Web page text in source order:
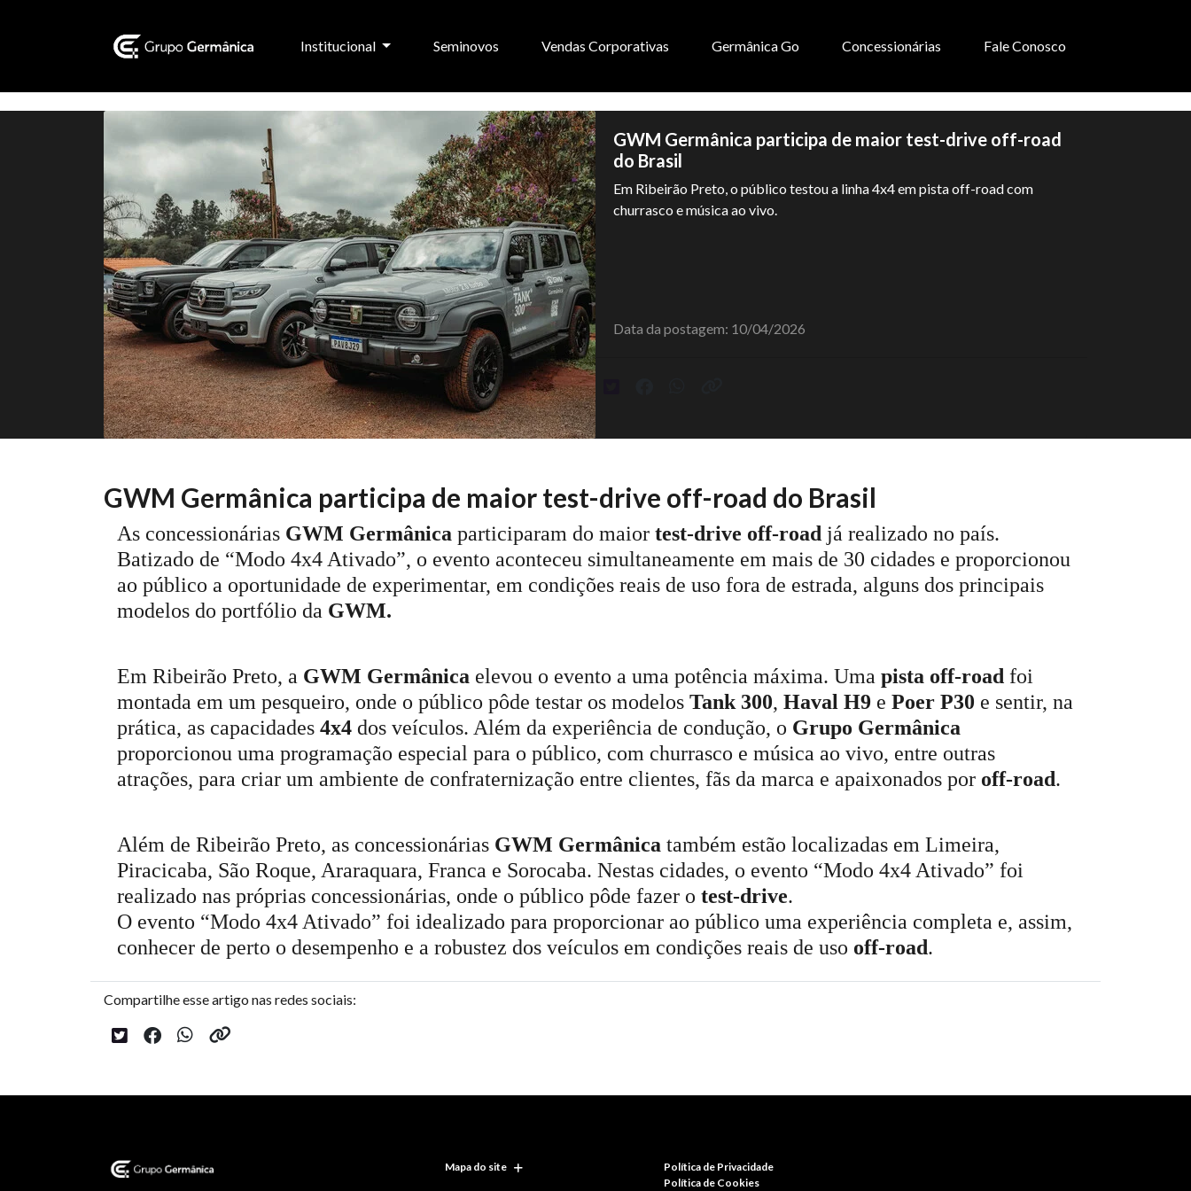
Institucional Seminovos Vendas Corporativas Germânica Go Concessionárias Fale Conosco
GWM Germânica participa de maior test-drive off-road
do Brasil
Em Ribeirão Preto, o público testou a linha 4x4 em pista off-road com
churrasco e música ao vivo.
Data da postagem: 10/04/2026
GWM Germânica participa de maior test-drive off-road do Brasil
As concessionárias GWM Germânica participaram do maior test-drive off-road já realizado no país.
Batizado de “Modo 4x4 Ativado”, o evento aconteceu simultaneamente em mais de 30 cidades e proporcionou
ao público a oportunidade de experimentar, em condições reais de uso fora de estrada, alguns dos principais
modelos do portfólio da GWM.
Em Ribeirão Preto, a GWM Germânica elevou o evento a uma potência máxima. Uma pista off-road foi
montada em um pesqueiro, onde o público pôde testar os modelos Tank 300, Haval H9 e Poer P30 e sentir, na
prática, as capacidades 4x4 dos veículos. Além da experiência de condução, o Grupo Germânica
proporcionou uma programação especial para o público, com churrasco e música ao vivo, entre outras
atrações, para criar um ambiente de confraternização entre clientes, fãs da marca e apaixonados por off-road.
Além de Ribeirão Preto, as concessionárias GWM Germânica também estão localizadas em Limeira,
Piracicaba, São Roque, Araraquara, Franca e Sorocaba. Nestas cidades, o evento “Modo 4x4 Ativado” foi
realizado nas próprias concessionárias, onde o público pôde fazer o test-drive.
O evento “Modo 4x4 Ativado” foi idealizado para proporcionar ao público uma experiência completa e, assim,
conhecer de perto o desempenho e a robustez dos veículos em condições reais de uso off-road.
Compartilhe esse artigo nas redes sociais:
Mapa do site
Política de Privacidade
Política de Cookies